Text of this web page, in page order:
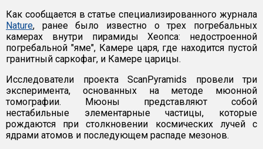
Как сообщается в статье специализированного журнала
Nature, ранее было известно о трех погребальных
камерах внутри пирамиды Хеопса: недостроенной
погребальной "яме", Камере царя, где находится пустой
гранитный саркофаг, и Камере царицы.
Исследователи проекта ScanPyramids провели три
эксперимента, основанных на методе мюонной
томографии. Мюоны представляют собой
нестабильные элементарные частицы, которые
рождаются при столкновении космических лучей с
ядрами атомов и последующем распаде мезонов.